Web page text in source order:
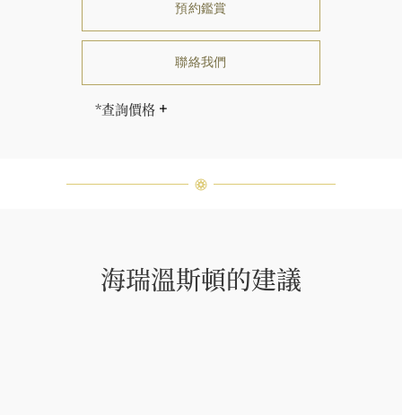
預約鑑賞
聯絡我們
*查詢價格
石皆與眾不同而採用獨特鑲嵌方式，
海瑞溫斯頓的建議